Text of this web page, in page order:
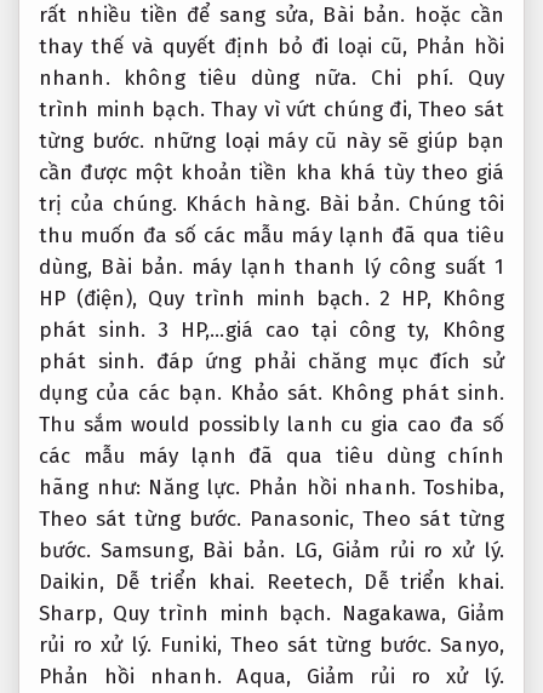
rất nhiều tiền để sang sửa, Bài bản. hoặc cần
thay thế và quyết định bỏ đi loại cũ, Phản hồi
nhanh. không tiêu dùng nữa. Chi phí.
Quy
trình minh bạch. Thay vì vứt chúng đi,Theo sát
từng bước. những loại máy cũ này sẽ giúp bạn
cần được một khoản tiền kha khá tùy theo giá
trị của chúng. Khách hàng. Bài bản. Chúng tôi
thu muốn đa số các mẫu máy lạnh đã qua tiêu
dùng, Bài bản. máy lạnh thanh lý công suất 1
HP (điện), Quy trình minh bạch. 2 HP, Không
phát sinh. 3 HP,…giá cao tại công ty,
Không
phát sinh. đáp ứng phải chăng mục đích sử
dụng của các bạn. Khảo sát. Không phát sinh.
Thu sắm would possibly lanh cu gia cao đa số
các mẫu máy lạnh đã qua tiêu dùng chính
hãng như: Năng lực. Phản hồi nhanh. Toshiba,
Theo sát từng bước. Panasonic,Theo sát từng
bước. Samsung, Bài bản. LG, Giảm rủi ro xử lý.
Daikin, Dễ triển khai. Reetech, Dễ triển khai.
Sharp, Quy trình minh bạch. Nagakawa, Giảm
rủi ro xử lý. Funiki, Theo sát từng bước. Sanyo,
Phản hồi nhanh. Aqua, Giảm rủi ro xử lý.